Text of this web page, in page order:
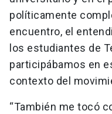
políticamente
encuentro, el
los estudiantes de
participábamos en
contexto del
“También me tocó